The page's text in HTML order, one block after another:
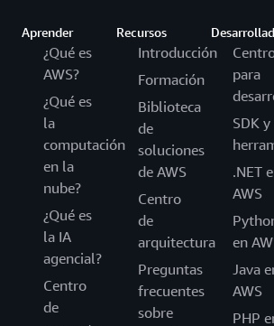
Aprender
¿Qué es
AWS?
¿Qué es
la
computación
en la
nube?
¿Qué es
la IA
agencial?
Centro
de
Recursos
Introducción
Formación
Biblioteca
de
soluciones
de AWS
Centro
de
arquitectura
Preguntas
frecuentes
sobre
para
SDK y
.NET
AWS
en
Java
AWS
PHP